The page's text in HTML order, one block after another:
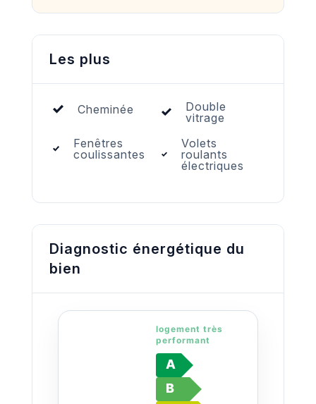
Les plus
Cheminée
Double
vitrage
Fenêtres
coulissantes
Volets
roulants
électriques
Diagnostic énergétique du
bien
logement très
performant
A
B